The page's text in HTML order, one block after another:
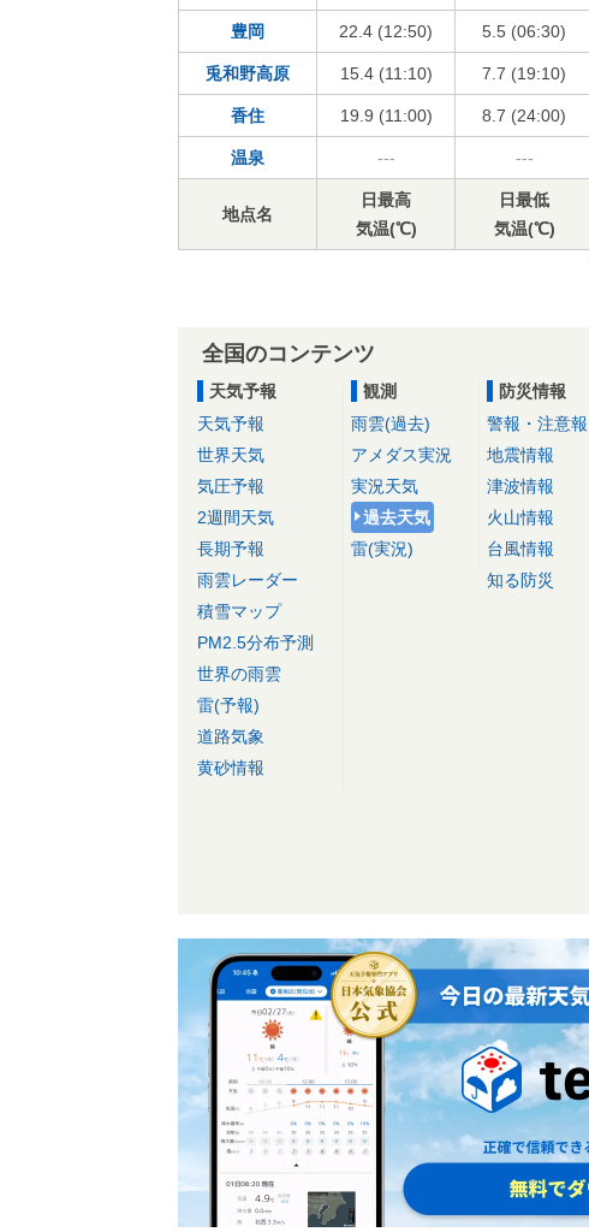
豊岡 22.4 (12:50) 5.5 (06:30)
兎和野高原 15.4 (11:10) 7.7 (19:10)
香住 19.9 (11:00) 8.7 (24:00)
温泉 --- ---
地点名
日最高
気温(℃)
日最低
気温(℃)
全国のコンテンツ
天気予報
天気予報
世界天気
気圧予報
2週間天気
長期予報
雨雲レーダー
積雪マップ
PM2.5分布予測
世界の雨雲
雷(予報)
道路気象
黄砂情報
観測
雨雲(過去)
アメダス実況
実況天気
過去天気
雷(実況)
防災情報
警報・注意報
地震情報
津波情報
火山情報
台風情報
知る防災